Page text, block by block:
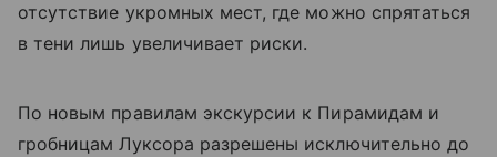
отсутствие укромных мест, где можно спрятаться
в тени лишь увеличивает риски.
По новым правилам экскурсии к Пирамидам и
гробницам Луксора разрешены исключительно до